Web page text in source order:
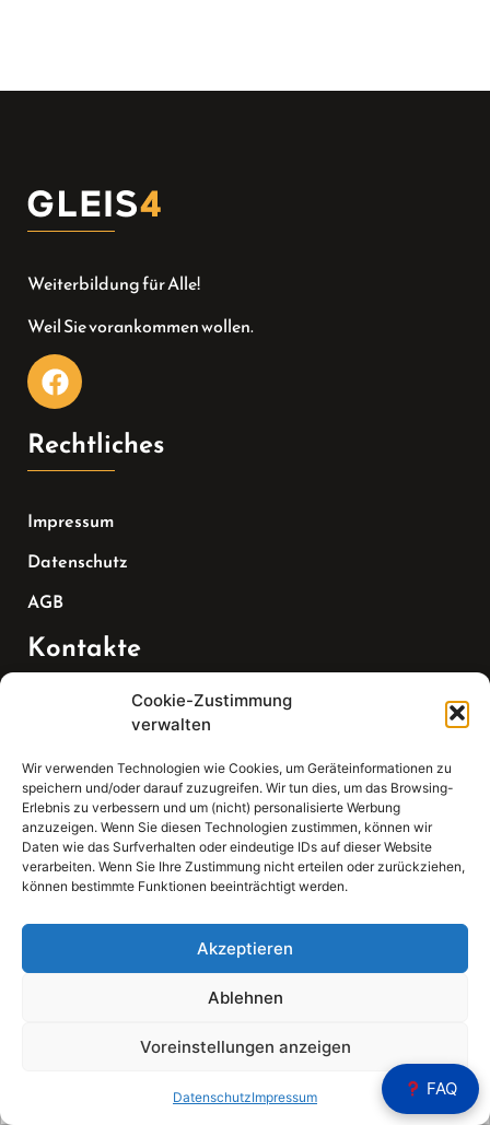
Cookie-Zustimmung
verwalten
Wir verwenden Technologien wie Cookies, um Geräteinformationen zu
speichern und/oder darauf zuzugreifen. Wir tun dies, um das Browsing-
Erlebnis zu verbessern und um (nicht) personalisierte Werbung
anzuzeigen. Wenn Sie diesen Technologien zustimmen, können wir
Daten wie das Surfverhalten oder eindeutige IDs auf dieser Website
verarbeiten. Wenn Sie Ihre Zustimmung nicht erteilen oder zurückziehen,
können bestimmte Funktionen beeinträchtigt werden.
Akzeptieren
Ablehnen
Voreinstellungen anzeigen
DatenschutzImpressum
Weiterbildung für Alle!
Weil Sie vorankommen wollen.
Rechtliches
Impressum
Datenschutz
AGB
Kontakte
07147 270 3349
Email:
sekretariat(at)gleis4-seminarzentrum.com
Adresse:
Bahnhofstraße 21, 74343 Sachsenheim
FAQ
for: